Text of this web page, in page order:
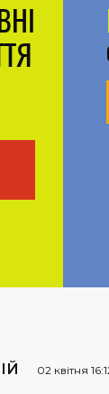
02 квітня